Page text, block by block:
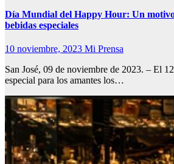
Día Mundial del Happy Hour: Un
bebidas especiales
10 noviembre, 2023 Mi Prensa
San José, 09 de noviembre de 2023. – El
especial para los amantes los…